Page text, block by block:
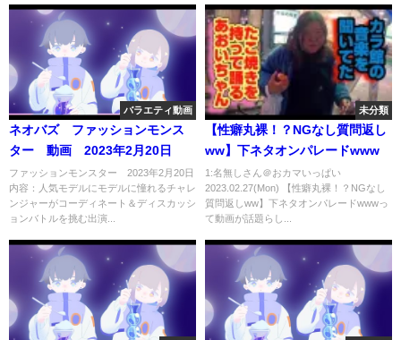
バラエティ動画
ネオバズ ファッションモンス
ター 動画 2023年2月20日
ファッションモンスター 2023年2月20日
内容：人気モデルにモデルに憧れるチャレ
ンジャーがコーディネート＆ディスカッシ
ョンバトルを挑む出演...
未分類
【性癖丸裸！？NGなし質問返し
ww】下ネタオンパレードwww
1:名無しさん＠おカマいっぱい
2023.02.27(Mon) 【性癖丸裸！？NGなし
質問返しww】下ネタオンパレードwwwっ
て動画が話題らし...